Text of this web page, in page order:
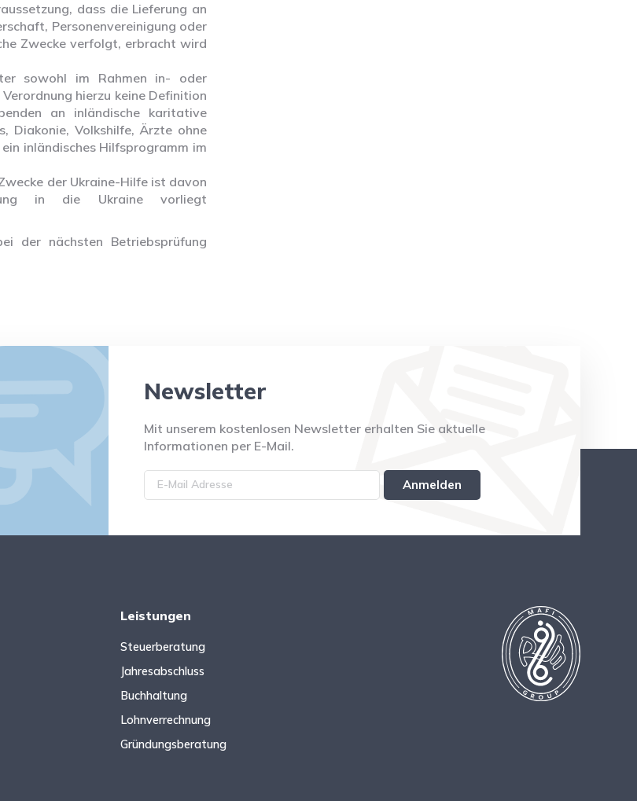
dass die Lieferung an
Personenvereinigung oder
Zwecke verfolgt, erbracht wird
sowohl im Rahmen in- oder
hierzu keine Definition
an inländische karitative
Diakonie, Volkshilfe, Ärzte ohne
inländisches Hilfsprogramm im
der Ukraine-Hilfe ist davon
in die Ukraine vorliegt
der nächsten Betriebsprüfung
Newsletter
Mit unserem kostenlosen Newsletter erhalten Sie aktuelle
Informationen per E-Mail.
Leistungen
Steuerberatung
Jahresabschluss
Buchhaltung
Lohnverrechnung
Gründungsberatung